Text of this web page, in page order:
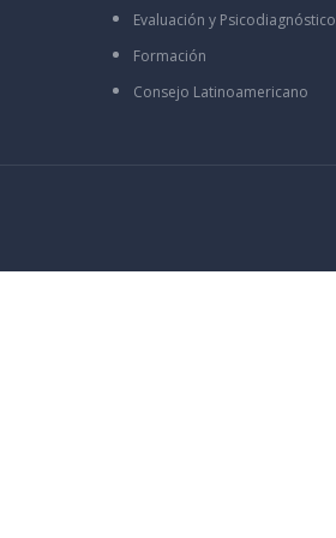
Evaluación y Psicodiagnóstico
Formación
Consejo Latinoamericano